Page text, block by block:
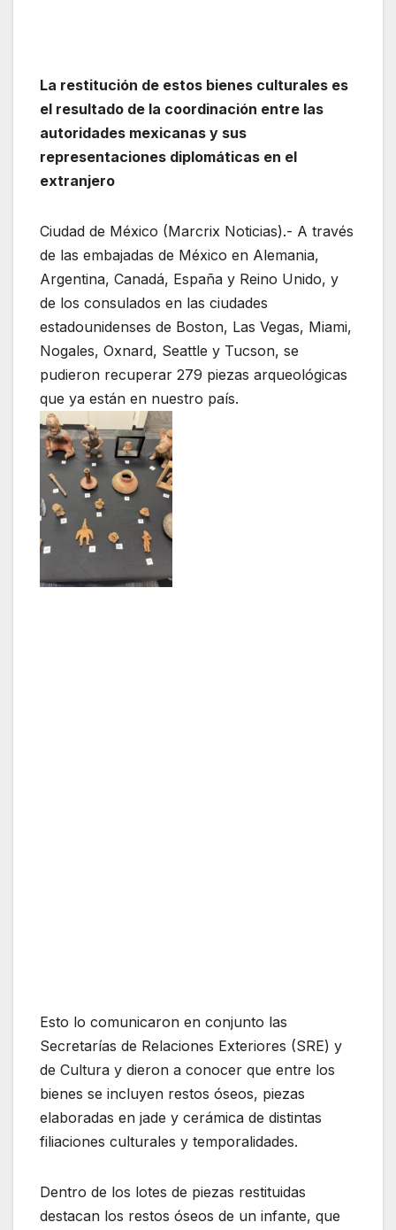
La restitución de estos bienes culturales es
el resultado de la coordinación entre las
autoridades mexicanas y sus
representaciones diplomáticas en el
extranjero
Ciudad de México (Marcrix Noticias).- A través
de las embajadas de México en Alemania,
Argentina, Canadá, España y Reino Unido, y
de los consulados en las ciudades
estadounidenses de Boston, Las Vegas, Miami,
Nogales, Oxnard, Seattle y Tucson, se
pudieron recuperar 279 piezas arqueológicas
que ya están en nuestro país.
Esto lo comunicaron en conjunto las
Secretarías de Relaciones Exteriores (SRE) y
de Cultura y dieron a conocer que entre los
bienes se incluyen restos óseos, piezas
elaboradas en jade y cerámica de distintas
filiaciones culturales y temporalidades.
Dentro de los lotes de piezas restituidas
destacan los restos óseos de un infante, que